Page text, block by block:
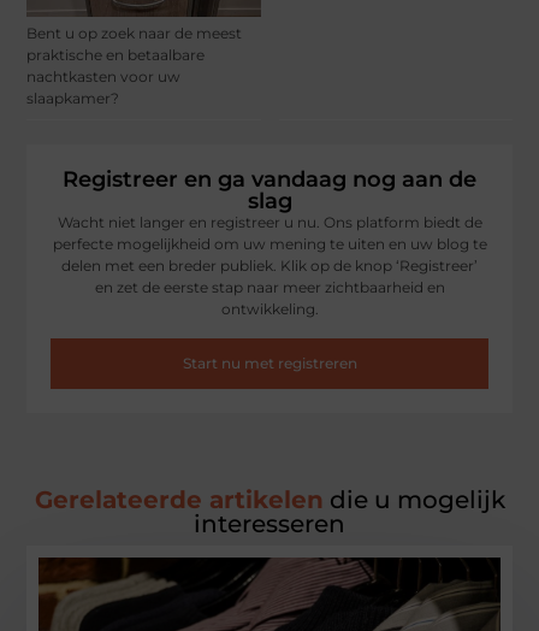
Bent u op zoek naar de meest
praktische en betaalbare
nachtkasten voor uw
slaapkamer?
Registreer en ga vandaag nog aan de
slag
Wacht niet langer en registreer u nu. Ons platform biedt de
perfecte mogelijkheid om uw mening te uiten en uw blog te
delen met een breder publiek. Klik op de knop ‘Registreer’
en zet de eerste stap naar meer zichtbaarheid en
ontwikkeling.
Start nu met registreren
Gerelateerde artikelen die u mogelijk
interesseren